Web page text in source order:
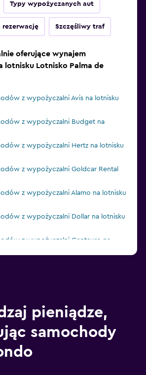
Typy wypożyczanych aut
rezerwację Szczęśliwy traf
oferujące wynajem
lotnisku Lotnisko Palma de
z wypożyczalni Avis na lotnisku
z wypożyczalni Budget na
z wypożyczalni Hertz na lotnisku
z wypożyczalni Goldcar Rental
z wypożyczalni Alamo na lotnisku
z wypożyczalni Dollar na lotnisku
z wypożyczalni Centauro na
pieniądze,
samochody